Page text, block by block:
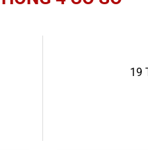
19